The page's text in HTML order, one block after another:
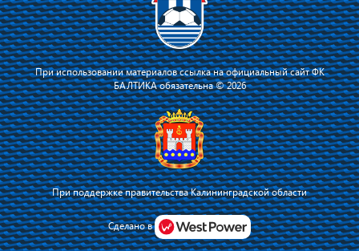
Я соглашаюсь с тем, что владелец сайта использует файлы cookie для
повышения удобства работы на сайте и сервис Яндекс.Метрика. Оставаясь
на сайте, я соглашаюсь сполитикой их применения.
При использовании материалов ссылка на официальный сайт ФК
БАЛТИКА обязательна © 2026
При поддержке правительства Калининградской области
Сделано в